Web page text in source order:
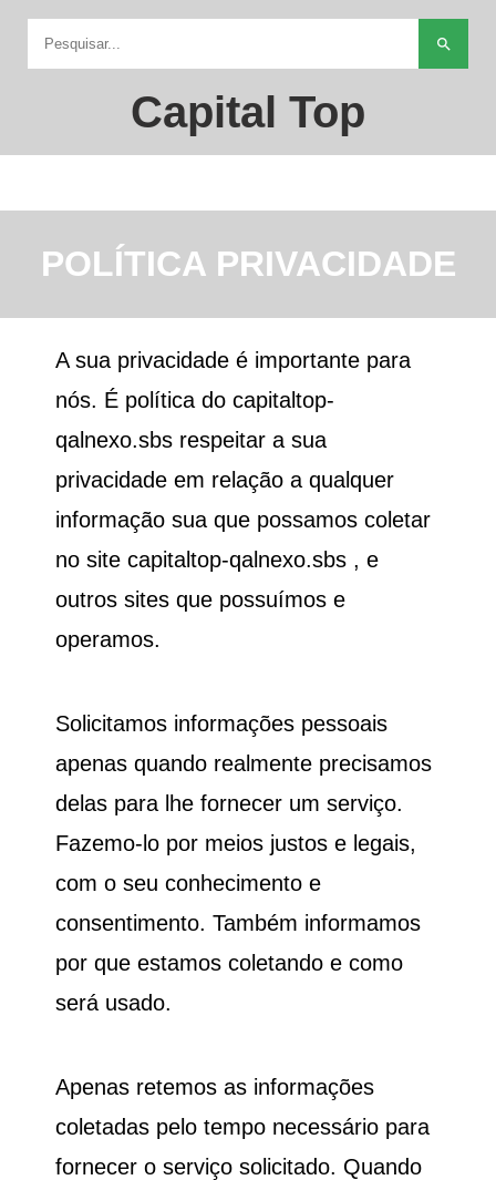
search
Capital Top
POLÍTICA PRIVACIDADE
A sua privacidade é importante para
nós. É política do capitaltop-
qalnexo.sbs respeitar a sua
privacidade em relação a qualquer
informação sua que possamos coletar
no site capitaltop-qalnexo.sbs , e
outros sites que possuímos e
operamos.
Solicitamos informações pessoais
apenas quando realmente precisamos
delas para lhe fornecer um serviço.
Fazemo-lo por meios justos e legais,
com o seu conhecimento e
consentimento. Também informamos
por que estamos coletando e como
será usado.
Apenas retemos as informações
coletadas pelo tempo necessário para
fornecer o serviço solicitado. Quando